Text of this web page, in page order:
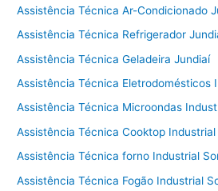
Assistência Técnica Ar-Condicionado
Assistência Técnica Refrigerador
Assistência Técnica Geladeira Jundiaí
Assistência Técnica Eletrodomésticos
Assistência Técnica Microondas
Assistência Técnica Cooktop Industrial
Assistência Técnica forno Industrial
Assistência Técnica Fogão Industrial